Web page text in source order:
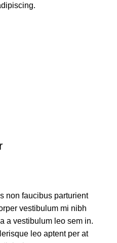
non faucibus parturient
vestibulum mi nibh
a vestibulum leo sem in.
leo aptent per at